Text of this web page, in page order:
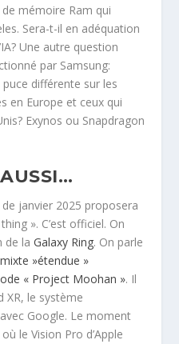
mémoire Ram qui
Sera-t-il en adéquation
Une autre question
par Samsung:
différente sur les
en Europe et ceux qui
Exynos ou Snapdragon
janvier 2025 proposera
». C’est officiel. On
de laGalaxy Ring. On parle
»étendue »
« Project Moohan ». Il
XR, le système
Google. Le moment
le Vision Pro d’Apple